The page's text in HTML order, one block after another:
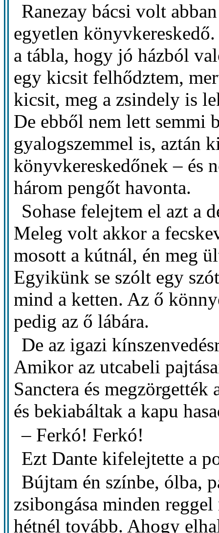
Ranezay bácsi volt
egyetlen
a tábla, hogy jó házból
egy kicsit felhődztem,
kicsit, meg a zsindely is
De ebből nem lett semmi
gyalogszemmel is, aztán
könyvkereskedőnek – és
három pengőt havonta.
Sohase felejtem el azt a
Meleg volt akkor a
mosott a kútnál, én meg
Egyikünk se szólt egy
mind a ketten. Az ő
pedig az ő lábára.
De az igazi
Amikor az utcabeli
Sanctera és
és bekiabáltak a kapu
– Ferkó! Ferkó!
Ezt Dante kifelejtette a
Bújtam én színbe, ólba,
zsibongása minden
hétnél tovább. Ahogy